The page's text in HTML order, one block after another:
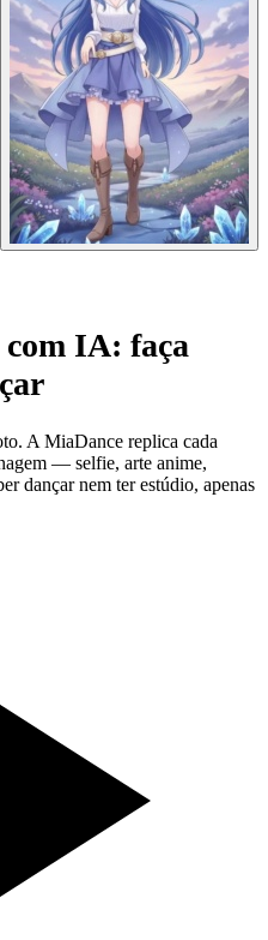
IA: faça
A MiaDance replica cada
— selfie, arte anime,
dançar nem ter estúdio, apenas